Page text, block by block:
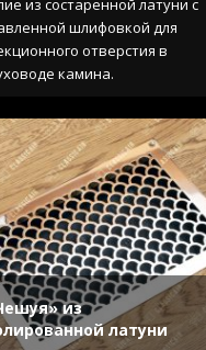
риской
- Щелевой
- С отбортовкой
из состаренной латуни с
шлифовкой для
отверстия в
камина.
из
латуни